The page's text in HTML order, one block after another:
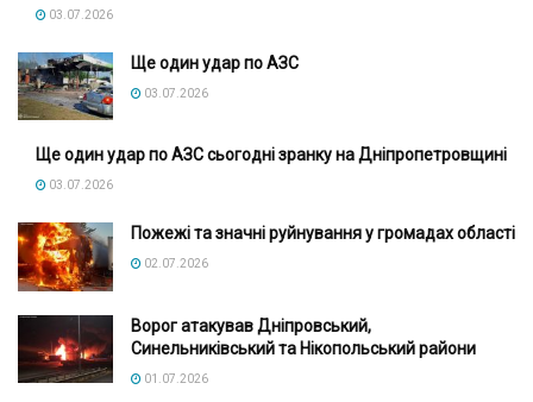
03.07.2026
Ще один удар по АЗС
03.07.2026
Ще один удар по АЗС сьогодні зранку на Дніпропетровщині
03.07.2026
Пожежі та значні руйнування у громадах області
02.07.2026
Ворог атакував Дніпровський,
Синельниківський та Нікопольський райони
01.07.2026